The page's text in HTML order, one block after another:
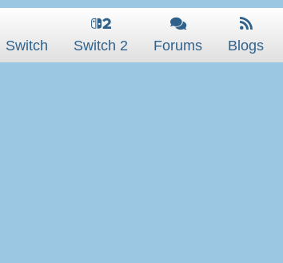
Switch Switch 2 Forums Blogs